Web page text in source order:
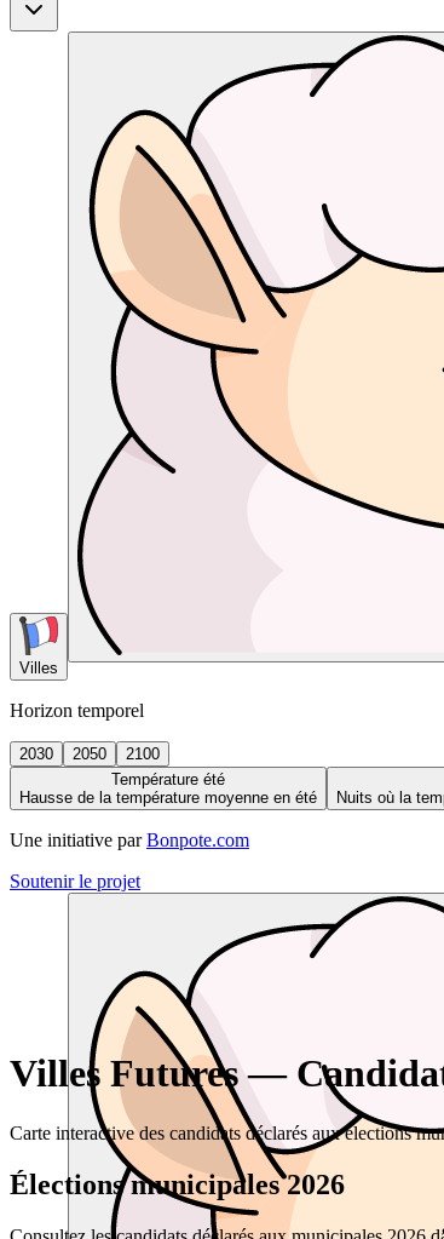
Villes
Horizon temporel
2030 2050
2100
Température été
Hausse de la température moyenne en été
Nuits où la
Une initiative par Bonpote.com
Soutenir le projet
Villes Futures —
Carte interactive des candidats déclarés aux élections
Élections municipales 2026